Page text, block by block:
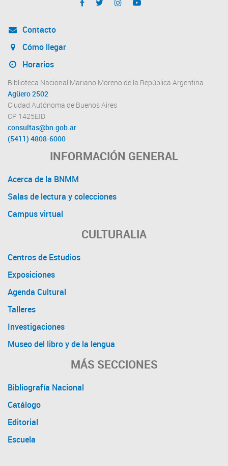
Contacto
Cómo llegar
Horarios
Biblioteca Nacional Mariano Moreno de la República Argentina
Agüero 2502
Ciudad Autónoma de Buenos Aires
CP 1425EID
consultas@bn.gob.ar
(5411) 4808-6000
INFORMACIÓN GENERAL
Acerca de la BNMM
Salas de lectura y colecciones
Campus virtual
CULTURALIA
Centros de Estudios
Exposiciones
Agenda Cultural
Talleres
Investigaciones
Museo del libro y de la lengua
MÁS SECCIONES
Bibliografía Nacional
Catálogo
Editorial
Escuela